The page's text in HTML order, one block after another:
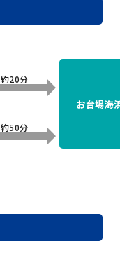
約20分
約50分
お台場海